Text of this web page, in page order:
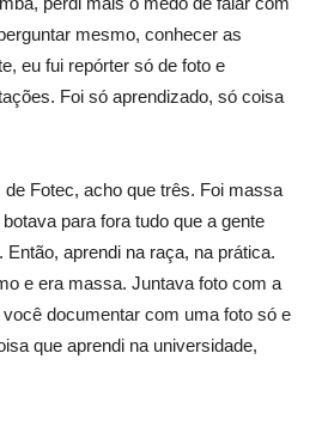
mesmo, conhecer as
eu fui repórter só de foto e
Foi só aprendizado, só coisa
de Fotec, acho que três. Foi massa
para fora tudo que a gente
Então, aprendi na raça, na prática.
e era massa. Juntava foto com a
documentar com uma foto só e
que aprendi na universidade,